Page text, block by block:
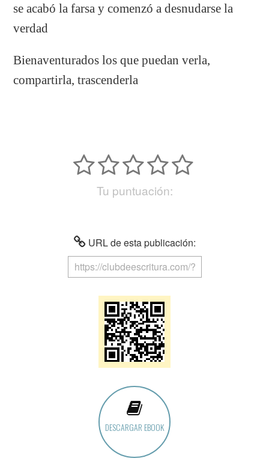
se acabó la farsa y comenzó a desnudarse la
verdad
Bienaventurados los que puedan verla,
compartirla, trascenderla
Tu puntuación:
URL de esta publicación:
DESCARGAR EBOOK